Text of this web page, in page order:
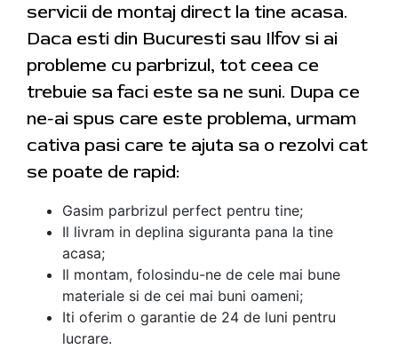
servicii de montaj direct la tine acasa.
Daca esti din Bucuresti sau Ilfov si ai
probleme cu parbrizul, tot ceea ce
trebuie sa faci este sa ne suni. Dupa ce
ne-ai spus care este problema, urmam
cativa pasi care te ajuta sa o rezolvi cat
se poate de rapid:
Gasim parbrizul perfect pentru tine;
Il livram in deplina siguranta pana la tine
acasa;
Il montam, folosindu-ne de cele mai bune
materiale si de cei mai buni oameni;
Iti oferim o garantie de 24 de luni pentru
lucrare.